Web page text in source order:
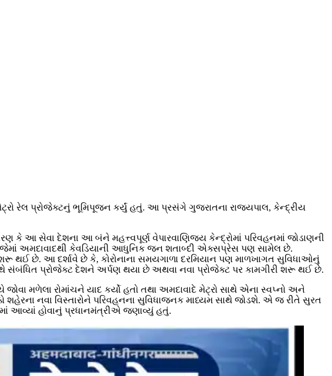
રેલ પ્રોજેક્ટનું ભૂમિપૂજન કર્યું હતું. આ પ્રસંગે ગુજરાતના રાજ્યપાલ, કેન્દ્રીય
આ સેવા દેશના આ બંને મહત્ત્વપૂર્ણ વેપારવાણિજ્ય કેન્દ્રોમાં પરિવહનમાં જોડાણની
જેમાં અમદાવાદથી કેવડિયાની આધુનિક જન શતાબ્દી એક્સપ્રેસ પણ સામેલ છે.
થઈ છે. આ દર્શાવે છે કે, કોરોનાના સમયગાળા દરમિયાન પણ માળખાગત સુવિધાઓનું
સાથે સંબંધિત પ્રોજેક્ટ દેશને અર્પણ થયા છે અથવા નવા પ્રોજેક્ટ પર કામગીરી શરૂ થઈ છે.
મળેલા રોમાંચને યાદ કર્યો હતો તથા અમદાવાદે મેટ્રો સાથે એના સ્વપ્નો અને
નવા વિસ્તારોને પરિવહનના સુવિધાજનક માધ્યમ સાથે જોડશે. એ જ રીતે સુરત
આવ્યાં હોવાનું પ્રધાનમંત્રીએ જણાવ્યું હતું.